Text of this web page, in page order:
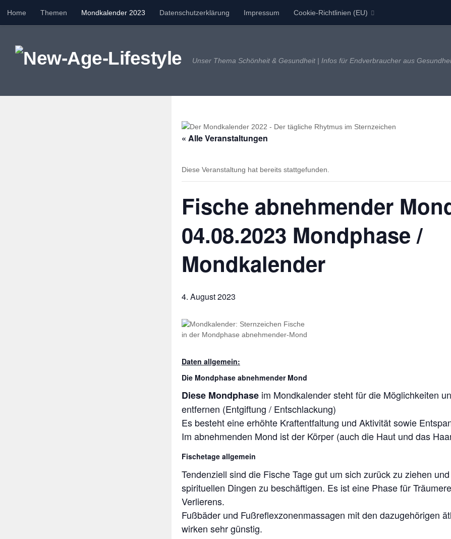
Zum Inhalt springen
Home Themen Mondkalender 2023 Datenschutzerklärung Impressum Cookie-Richtlinien (EU)
Unser Thema Schönheit & Gesundheit | Infos für Endverbraucher aus
« Alle Veranstaltungen
Diese Veranstaltung hat bereits stattgefunden.
Fische abnehmender
04.08.2023 Mondphase /
Mondkalender
4. August 2023
Daten allgemein:
Die Mondphase abnehmender Mond
Diese Mondphase im Mondkalender steht für die Möglichkeiten
entfernen (Entgiftung / Entschlackung)
Es besteht eine erhöhte Kraftentfaltung und Aktivität sowie
Im abnehmenden Mond ist der Körper (auch die Haut und das
Fischetage allgemein
Tendenziell sind die Fische Tage gut um sich zurück zu ziehen
spirituellen Dingen zu beschäftigen. Es ist eine Phase für
Verlierens.
Fußbäder und Fußreflexzonenmassagen mit den dazugehörigen
wirken sehr günstig.